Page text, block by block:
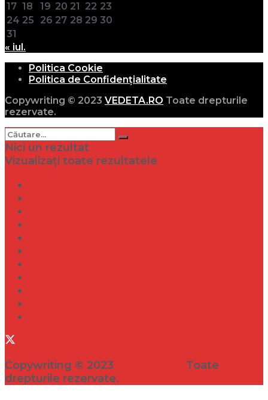
17 18 19 20 21 22 23
24 25 26 27 28 29 30
31
« iul.
Politica Cookie
Politica de Confidențialitate
Copywriting © 2023 VEDETA.RO Toate drepturile
rezervate.
Nici un rezultat
Vizualizați toate rezultatele
Copywriting © 2023
Toate
drepturile rezervate.